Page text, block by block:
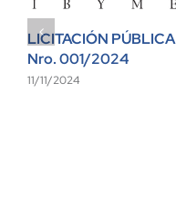
LICITACIÓN PÚBLICA
Nro. 001/2024
11/11/2024